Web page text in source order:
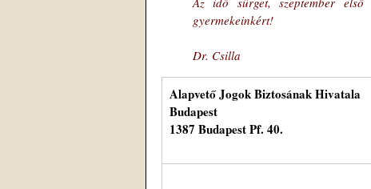
gyermekeinkért!
Dr. Csilla
Alapvető Jogok Biztosának Hivatala
Budapest
1387 Budapest Pf. 40.